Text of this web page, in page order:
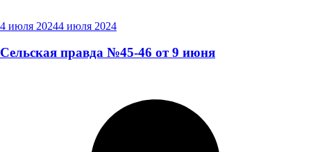
4 июля 20244 июля 2024
Сельская правда №45-46 от 9 июня